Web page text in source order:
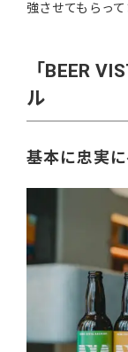
強させてもらって
「BEER
ル
基本に忠実